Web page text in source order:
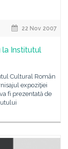
22 Nov 2007
la Institutul
Cultural Român
expoziţiei
fi prezentată de